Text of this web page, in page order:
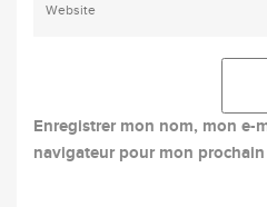
Enregistrer mon nom, mon e-
navigateur pour mon